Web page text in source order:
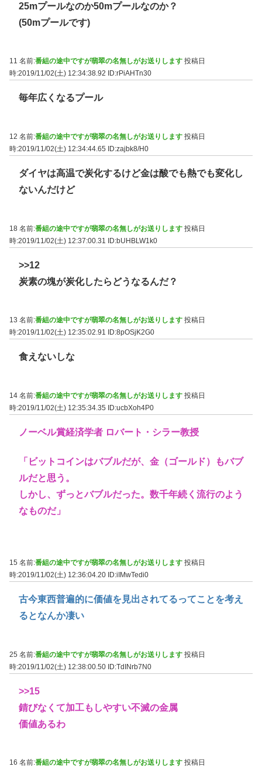
25mプールなのか50mプールなのか？
(50mプールです)
11 名前:番組の途中ですが翡翠の名無しがお送りします 投稿日
時:2019/11/02(土) 12:34:38.92
ID:rPiAHTn30
毎年広くなるプール
12 名前:番組の途中ですが翡翠の名無しがお送りします 投稿日
時:2019/11/02(土) 12:34:44.65
ID:zajbk8/H0
ダイヤは高温で炭化するけど金は酸でも熱でも変化し
ないんだけど
18 名前:番組の途中ですが翡翠の名無しがお送りします 投稿日
時:2019/11/02(土) 12:37:00.31 ID:bUHBLW1k0
>>12
炭素の塊が炭化したらどうなるんだ？
13 名前:番組の途中ですが翡翠の名無しがお送りします 投稿日
時:2019/11/02(土) 12:35:02.91
ID:8pOSjK2G0
食えないしな
14 名前:番組の途中ですが翡翠の名無しがお送りします 投稿日
時:2019/11/02(土) 12:35:34.35 ID:ucbXoh4P0
ノーベル賞経済学者 ロバート・シラー教授
「ビットコインはバブルだが、金（ゴールド）もバブ
ルだと思う。
しかし、ずっとバブルだった。数千年続く流行のよう
なものだ」
15 名前:番組の途中ですが翡翠の名無しがお送りします 投稿日
時:2019/11/02(土) 12:36:04.20 ID:iIMwTedi0
古今東西普遍的に価値を見出されてるってことを考え
るとなんか凄い
25 名前:番組の途中ですが翡翠の名無しがお送りします 投稿日
時:2019/11/02(土) 12:38:00.50 ID:TdINrb7N0
>>15
錆びなくて加工もしやすい不滅の金属
価値あるわ
16 名前:番組の途中ですが翡翠の名無しがお送りします 投稿日